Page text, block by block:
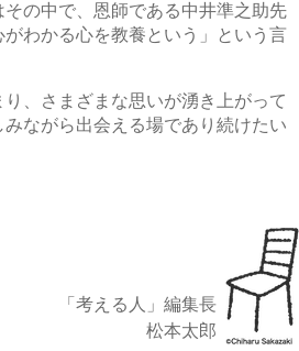
の中で、恩師である中井準之助先
わかる心を教養という」という言
、さまざまな思いが湧き上がって
みながら出会える場であり続けたい
「考える人」編集長
松本太郎